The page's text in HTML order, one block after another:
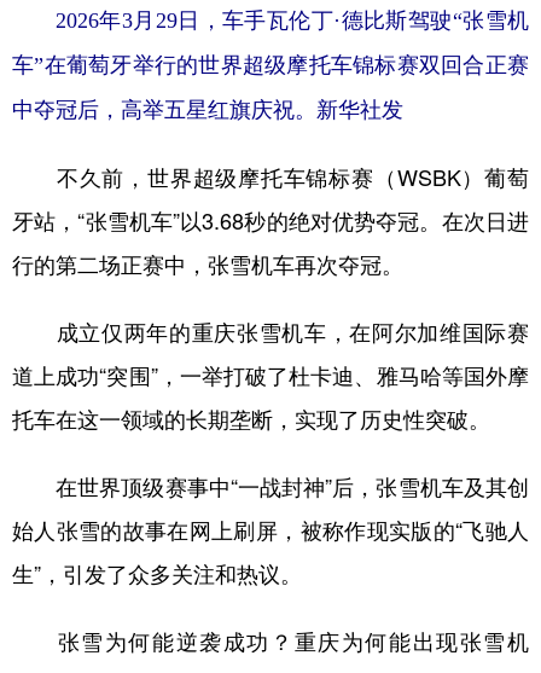
广西 海南 重庆
四川 贵州 云南 西藏
陕西 甘肃 青海
多语种频道
Deutsch Português
2026年3月29日，车手瓦伦丁·德比斯驾驶“张雪机
车”在葡萄牙举行的世界超级摩托车锦标赛双回合正赛
中夺冠后，高举五星红旗庆祝。新华社发
不久前，世界超级摩托车锦标赛（WSBK）葡萄
牙站，“张雪机车”以3.68秒的绝对优势夺冠。在次日进
行的第二场正赛中，张雪机车再次夺冠。
成立仅两年的重庆张雪机车，在阿尔加维国际赛
道上成功“突围”，一举打破了杜卡迪、雅马哈等国外摩
托车在这一领域的长期垄断，实现了历史性突破。
在世界顶级赛事中“一战封神”后，张雪机车及其创
始人张雪的故事在网上刷屏，被称作现实版的“飞驰人
生”，引发了众多关注和热议。
张雪为何能逆袭成功？重庆为何能出现张雪机